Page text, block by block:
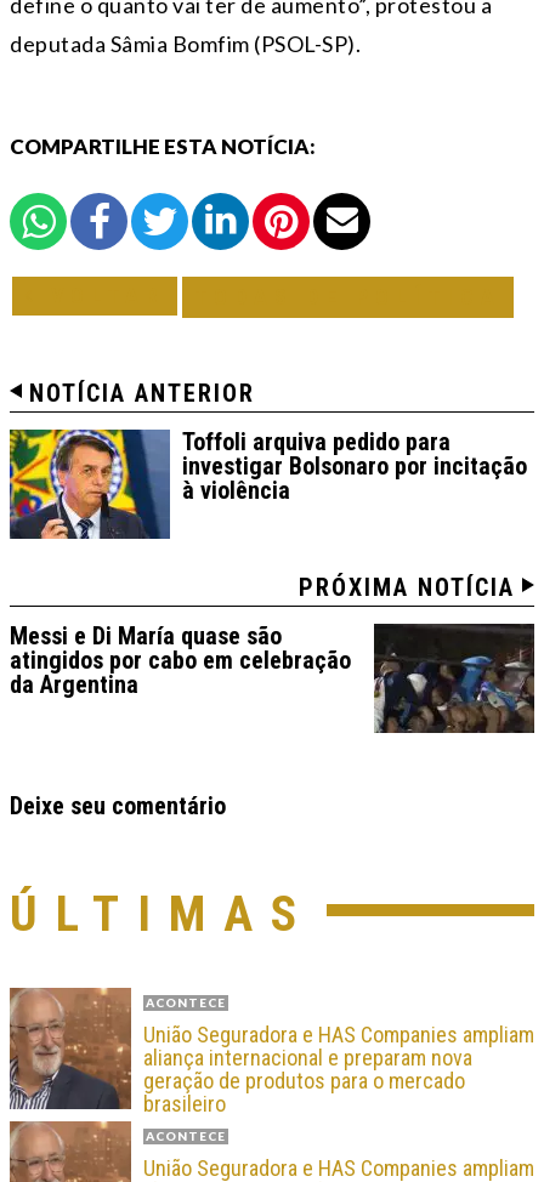
deputada Sâmia Bomfim (PSOL-SP).
COMPARTILHE ESTA NOTÍCIA:
NOTÍCIA ANTERIOR
Toffoli arquiva pedido para
investigar Bolsonaro por incitação
à violência
PRÓXIMA NOTÍCIA
Messi e Di María quase são
atingidos por cabo em celebração
da Argentina
Deixe seu comentário
ÚLTIMAS
ACONTECE
União Seguradora e HAS Companies ampliam
aliança internacional e preparam nova
geração de produtos para o mercado
brasileiro
ACONTECE
União Seguradora e HAS Companies ampliam